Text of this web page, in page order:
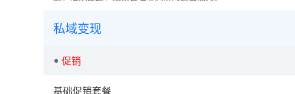
私域变现
促销
基础促销套餐